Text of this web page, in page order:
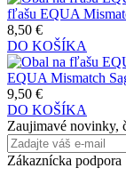
fľašu EQUA
8,50 €
DO KOŠÍKA
EQUA Mismatch
9,50 €
DO KOŠÍKA
Zaujimavé novinky,
Zákaznícka podpora